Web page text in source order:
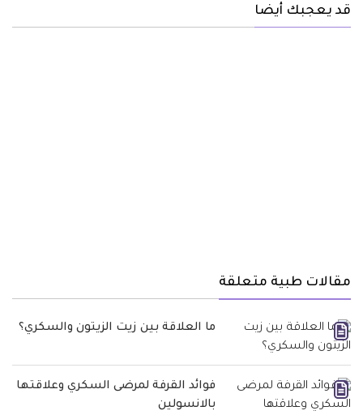
قد يعجبك أيضا
مقالات طبية متعلقة
ما العلاقة بين زيت الزيتون والسكري؟
فوائد القرفة لمرضى السكري وعلاقتها
بالانسولين